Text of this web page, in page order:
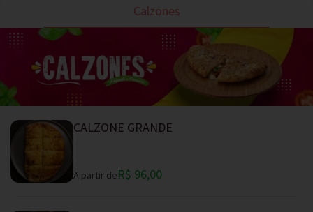
Calzones
CALZONE GRANDE
A partir deR$ 96,00